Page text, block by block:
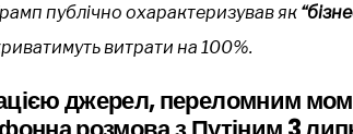
публічно охарактеризував як
витрати на 100%.
джерел, переломним